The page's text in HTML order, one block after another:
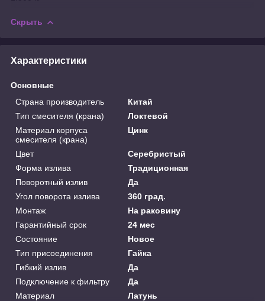
Скрыть
Характеристики
Основные
Страна производитель
Китай
Тип смесителя (крана)
Локтевой
Материал корпуса
смесителя (крана)
Цинк
Цвет
Серебристый
Форма излива
Традиционная
Поворотный излив
Да
Угол поворота излива
360 град.
Монтаж
На раковину
Гарантийный срок
24 мес
Состояние
Новое
Тип присоединения
Гайка
Гибкий излив
Да
Подключение к фильтру
Да
Материал
Латунь